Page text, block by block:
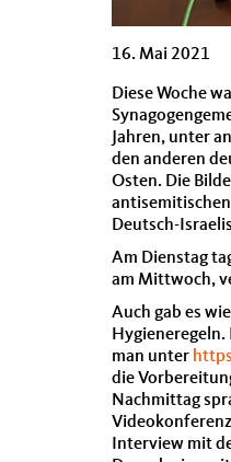
16. Mai 2021
Diese Woche
Jahren, unter
den anderen
Osten. Die
Deutsch-
Am Dienstag
am Mittwoch,
Auch gab es
Hygieneregeln.
man unter
die
Nachmittag
Interview mit